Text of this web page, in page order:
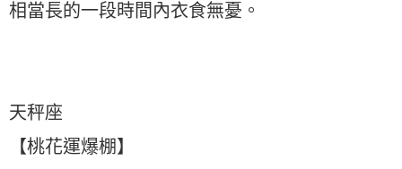
相當長的一段時間內衣食無憂。
天秤座
【桃花運爆棚】